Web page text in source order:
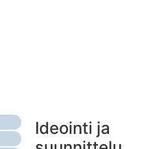
Ideointi ja